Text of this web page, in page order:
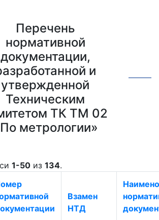
Перечень
нормативной
документации,
и
утвержденной
Техническим
ТК ТМ 02
метрологии»
1-50 из 134.
Взамен
НТД